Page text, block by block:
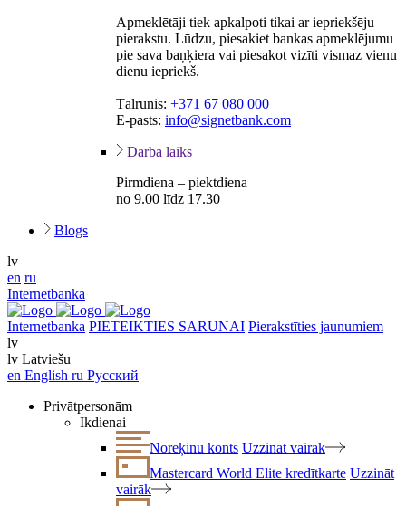
Apmeklētāji tiek apkalpoti tikai ar iepriekšēju
pierakstu. Lūdzu, piesakiet bankas apmeklējumu
pie sava baņķiera vai piesakot vizīti vismaz vienu
dienu iepriekš.
Tālrunis: +371 67 080 000
E-pasts: info@signetbank.com
Darba laiks
Pirmdiena – piektdiena
no 9.00 līdz 17.30
Blogs
lv
en ru
Internetbanka
Internetbanka PIETEIKTIES SARUNAI Pierakstīties jaunumiem
lv
lv Latviešu
en English ru Русский
Privātpersonām
Ikdienai
Norēķinu konts Uzzināt vairāk
Mastercard World Elite kredītkarte Uzzināt
vairāk